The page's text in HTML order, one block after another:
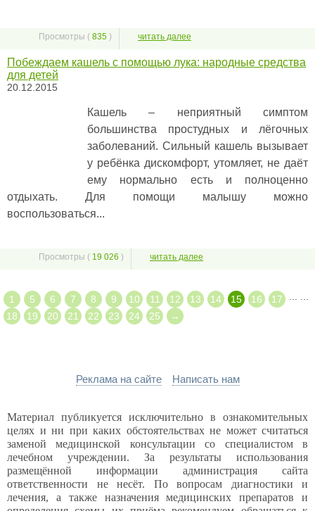
Просмотры ( 835 ) читать далее
Побеждаем кашель с помощью лука: народные средства
для детей
20.12.2015
Кашель – неприятный симптом
большинства простудных и лёгочных
заболеваний. Сильный кашель вызывает
у ребёнка дискомфорт, утомляет, не даёт
ему нормально есть и полноценно
отдыхать. Для помощи малышу можно
воспользоваться...
Просмотры ( 19 026 ) читать далее
1 5 6 7 8 9 10 11 12 13 14 15 16
17
18
19 20 21 22 23 24 25
→
Реклама на сайте Написать нам
Материал публикуется исключительно в ознакомительных
целях и ни при каких обстоятельствах не может считаться
заменой медицинской консультации со специалистом в
лечебном учреждении. За результаты использования
размещённой информации администрация сайта
ответственности не несёт. По вопросам диагностики и
лечения, а также назначения медицинских препаратов и